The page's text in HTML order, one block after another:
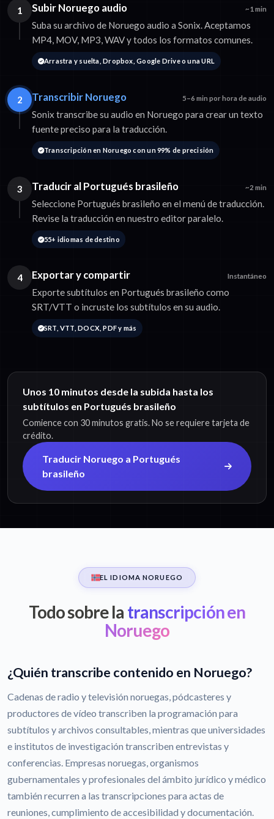
1 Subir Noruego audio ~1 min
Suba su archivo de Noruego audio a Sonix. Aceptamos
MP4, MOV, MP3, WAV y todos los formatos comunes.
Arrastra y suelta, Dropbox, Google Drive o una URL
2 Transcribir Noruego 5–6 min por hora de audio
Sonix transcribe su audio en Noruego para crear un texto
fuente preciso para la traducción.
Transcripción en Noruego con un 99% de precisión
3 Traducir al Portugués brasileño ~2 min
Seleccione Portugués brasileño en el menú de traducción.
Revise la traducción en nuestro editor paralelo.
55+ idiomas de destino
4 Exportar y compartir Instantáneo
Exporte subtítulos en Portugués brasileño como
SRT/VTT o incruste los subtítulos en su audio.
SRT, VTT, DOCX, PDF y más
Unos 10 minutos desde la subida hasta los
subtítulos en Portugués brasileño
Comience con 30 minutos gratis. No se requiere tarjeta de
crédito.
Traducir Noruego a Portugués
brasileño
EL IDIOMA NORUEGO
Todo sobre la transcripción en
Noruego
¿Quién transcribe contenido en Noruego?
Cadenas de radio y televisión noruegas, pódcasteres y
productores de vídeo transcriben la programación para
subtítulos y archivos consultables, mientras que universidades
e institutos de investigación transcriben entrevistas y
conferencias. Empresas noruegas, organismos
gubernamentales y profesionales del ámbito jurídico y médico
también recurren a las transcripciones para actas de
reuniones, cumplimiento de accesibilidad y documentación.